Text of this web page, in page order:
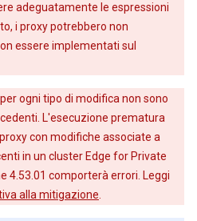
adeguatamente le espressioni
i proxy potrebbero non
essere implementati sul
ogni tipo di modifica non sono
L'esecuzione prematura
con modifiche associate a
in un cluster Edge for Private
4.53.01 comporterà errori. Leggi
alla mitigazione